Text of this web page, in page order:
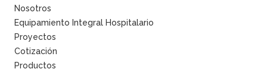
Nosotros
Equipamiento Integral Hospitalario
Proyectos
Cotización
Productos